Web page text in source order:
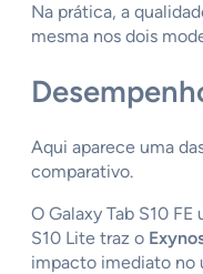
Na prática, a
mesma nos dois
Aqui aparece uma
comparativo.
O Galaxy Tab S10 FE
S10 Lite traz o
impacto imediato no